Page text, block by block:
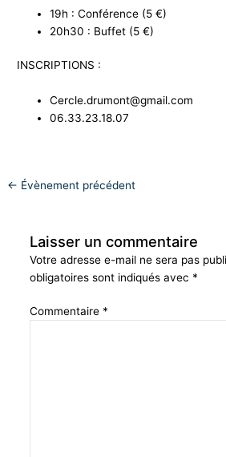
19h : Conférence (5 €)
20h30 : Buffet (5 €)
INSCRIPTIONS :
Cercle.drumont@gmail.com
06.33.23.18.07
← Évènement précédent
Laisser un commentaire
Votre adresse e-mail ne sera pas
obligatoires sont indiqués avec *
Commentaire *